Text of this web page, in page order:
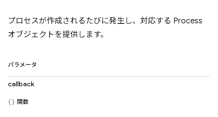
プロセスが作成されるたびに発生し、対応する Process
オブジェクトを提供します。
パラメータ
callback
関数